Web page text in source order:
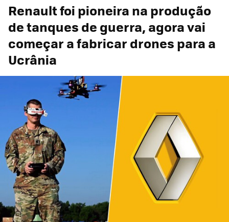
Renault foi pioneira na produção
de tanques de guerra, agora vai
começar a fabricar drones para a
Ucrânia